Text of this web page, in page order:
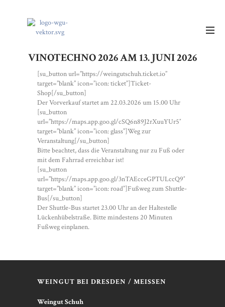
VINOTECHNO 2026 AM 13. JUNI 2026
[su_button url=”https://weingutschuh.ticket.io”
target=”blank” icon=”icon: ticket”]Ticket-
Shop[/su_button]
Der Vorverkauf startet am 22.03.2026 um 15.00 Uhr
[su_button
url=”https://maps.app.goo.gl/cSQ6n89J2rXuuYUr5″
target=”blank” icon=”icon: glass”]Weg zur
Veranstaltung[/su_button]
Bitte beachtet, dass die Veranstaltung nur zu Fuß oder
mit dem Fahrrad erreichbar ist!
[su_button
url=”https://maps.app.goo.gl/3nTAEcceGPTULccQ9″
target=”blank” icon=”icon: road”]Fußweg zum Shuttle-
Bus[/su_button]
Der Shuttle-Bus startet 23.00 Uhr an der Haltestelle
Lückenhübelstraße. Bitte mindestens 20 Minuten
Fußweg einplanen.
WEINGUT BEI DRESDEN / MEISSEN
Weingut Schuh